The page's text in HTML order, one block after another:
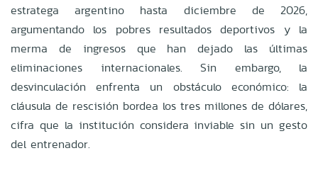
estratega argentino hasta diciembre de 2026,
argumentando los pobres resultados deportivos y la
merma de ingresos que han dejado las últimas
eliminaciones internacionales. Sin embargo, la
desvinculación enfrenta un obstáculo económico: la
cláusula de rescisión bordea los tres millones de dólares,
cifra que la institución considera inviable sin un gesto
del entrenador.